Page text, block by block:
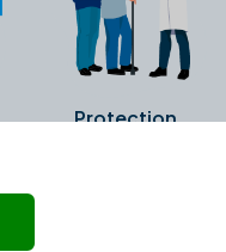
Protection